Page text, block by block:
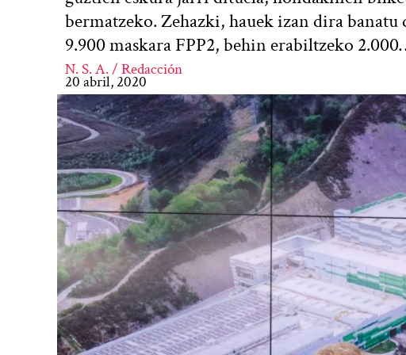
bermatzeko. Zehazki, hauek izan dira
9.900 maskara FPP2, behin erabiltzeko
N. S. A. / Redacción
20 abril, 2020